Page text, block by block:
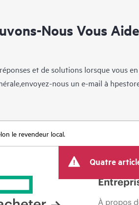
Nous Vous
et de solutions lorsque vous
nous un e-mail à
le revendeur local.
Quatre
À propos